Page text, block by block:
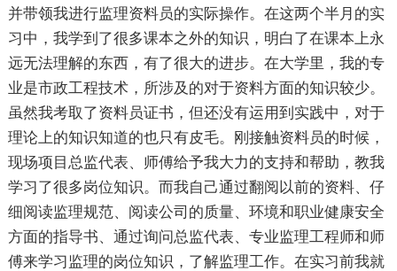
并带领我进行监理资料员的实际操作。在这两个半月的实
习中，我学到了很多课本之外的知识，明白了在课本上永
远无法理解的东西，有了很大的进步。在大学里，我的专
业是市政工程技术，所涉及的对于资料方面的知识较少。
虽然我考取了资料员证书，但还没有运用到实践中，对于
理论上的知识知道的也只有皮毛。刚接触资料员的时候，
现场项目总监代表、师傅给予我大力的支持和帮助，教我
学习了很多岗位知识。而我自己通过翻阅以前的资料、仔
细阅读监理规范、阅读公司的质量、环境和职业健康安全
方面的指导书、通过询问总监代表、专业监理工程师和师
傅来学习监理的岗位知识，了解监理工作。在实习前我就